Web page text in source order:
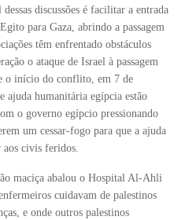
discussões é facilitar a entrada
para Gaza, abrindo a passagem
têm enfrentado obstáculos
o ataque de Israel à passagem
o início do conflito, em 7 de
ajuda humanitária egípcia estão
o governo egípcio pressionando
um cessar-fogo para que a ajuda
aos civis feridos.
maciça abalou o Hospital Al-Ahli
cuidavam de palestinos
e onde outros palestinos